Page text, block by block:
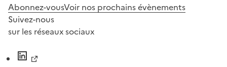
Abonnez-vousVoir nos prochains évènements
Suivez-nous
sur les réseaux sociaux